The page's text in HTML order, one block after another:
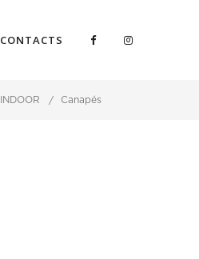
CONTACTS
INDOOR Canapés